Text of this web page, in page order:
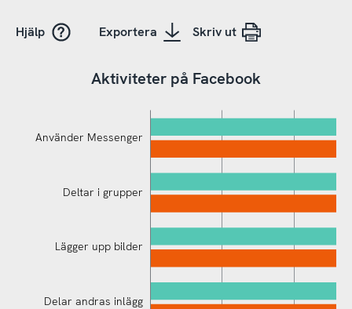
Hjälp Exportera Skriv ut
Aktiviteter på Facebook
Deltar i evenemang
Använder Messenger
Deltar i grupper
Lägger upp bilder
Delar andras inlägg